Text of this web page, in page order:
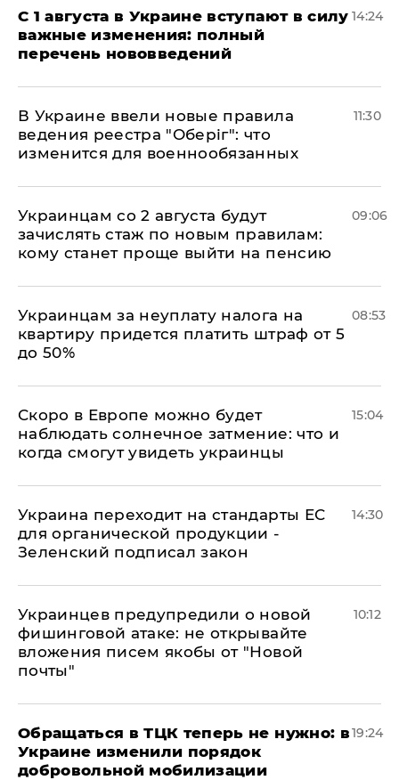
С 1 августа в Украине вступают в силу
важные изменения: полный
перечень нововведений
14:24
В Украине ввели новые правила
ведения реестра "Оберіг": что
изменится для военнообязанных
11:30
Украинцам со 2 августа будут
зачислять стаж по новым правилам:
кому станет проще выйти на пенсию
09:06
Украинцам за неуплату налога на
квартиру придется платить штраф от 5
до 50%
08:53
Скоро в Европе можно будет
наблюдать солнечное затмение: что и
когда смогут увидеть украинцы
15:04
Украина переходит на стандарты ЕС
для органической продукции -
Зеленский подписал закон
14:30
Украинцев предупредили о новой
фишинговой атаке: не открывайте
вложения писем якобы от "Новой
почты"
10:12
Обращаться в ТЦК теперь не нужно: в
Украине изменили порядок
добровольной мобилизации
19:24